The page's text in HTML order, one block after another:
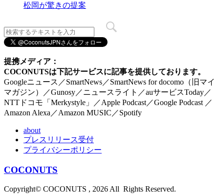
松岡が驚きの提案
提携メディア：
COCONUTSは下記サービスに記事を提供しております。
Googleニュース／SmartNews／SmartNews for docomo（旧マイ
マガジン）／Gunosy／ニュースライト／auサービスToday／
NTTドコモ「Merkystyle」／Apple Podcast／Google Podcast ／
Amazon Alexa／Amazon MUSIC／Spotify
about
プレスリリース受付
プライバシーポリシー
COCONUTS
Copyright© COCONUTS , 2026 All Rights Reserved.